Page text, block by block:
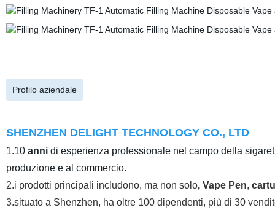
Profilo aziendale
SHENZHEN DELIGHT TECHNOLOGY CO., LTD
1.10annidi esperienza professionale nel campo della
produzione e al commercio.
2.i prodotti principali includono, ma non solo, Vape Pen,
3.situato a Shenzhen, ha oltre 100 dipendenti, più di 30